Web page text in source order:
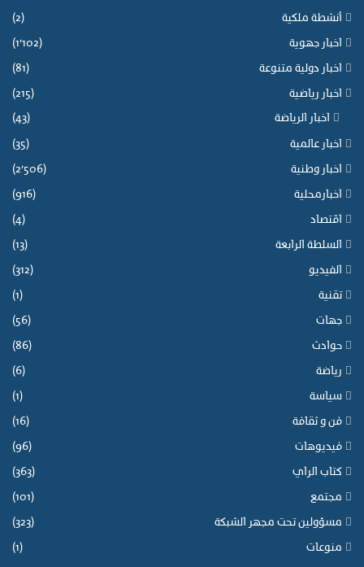
أنشطة ملكية (2)
اخبار جهوية (1٬102)
اخبار دولية متنوعة (81)
اخبار رياضية (215)
اخبار الرياضة (43)
اخبار عالمية (35)
اخبار وطنية (2٬506)
اخبارمحلية (916)
اقتصاد (4)
السلطة الرابعة (13)
الفيديو (312)
تقنية (1)
جهات (56)
حوادث (86)
رياضة (6)
سياسة (1)
فن و ثقافة (16)
فيديوهات (96)
كتاب الراي (363)
مجتمع (101)
مسؤولين تحت مجهر الشبكة (323)
منوعات (1)